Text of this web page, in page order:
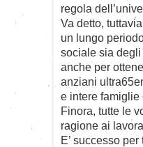
regola
Va detto,
un lungo
sociale sia
anche per
anziani
e intere famiglie
Finora, tutte le
ragione ai
E’ successo